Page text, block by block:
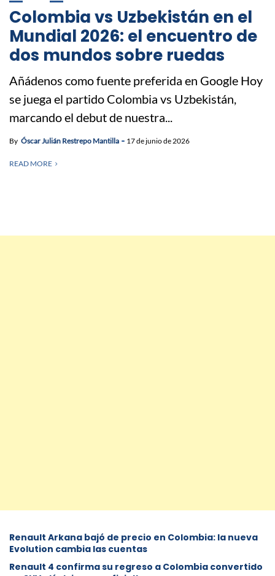
Colombia vs Uzbekistán en el
Mundial 2026: el encuentro de
dos mundos sobre ruedas
Añádenos como fuente preferida en Google Hoy
se juega el partido Colombia vs Uzbekistán,
marcando el debut de nuestra...
By Óscar Julián Restrepo Mantilla 17 de junio de 2026
READ MORE
Renault Arkana bajó de precio en Colombia: la nueva
Evolution cambia las cuentas
Renault 4 confirma su regreso a Colombia convertido